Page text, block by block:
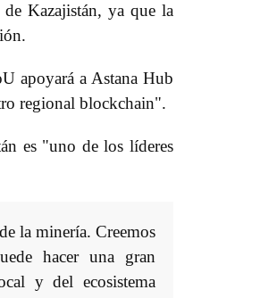
Kazajistán, ya que la
apoyará a Astana Hub
regional blockchain".
es "uno de los líderes
la minería. Creemos
hacer una gran
y del ecosistema